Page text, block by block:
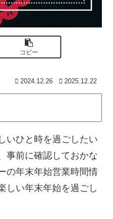
コピー
2024.12.26 2025.12.22
いひと時を過ごしたい
事前に確認しておかな
の年末年始営業時間情
しい年末年始を過ごし